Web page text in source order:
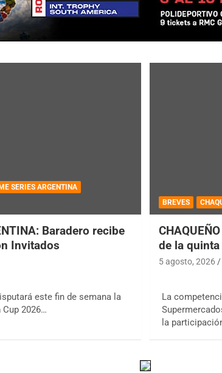
SERIES ARGENTINA
Baradero recibe
Invitados
este fin de semana la
Cup 2026…
BREVES
de la
5 agosto, 2026
La
la